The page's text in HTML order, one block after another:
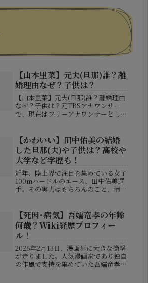
【山本里菜】元夫(旦那)誰？離
婚理由なぜ？子供は？
【山本里菜】元夫(旦那)誰？離婚理由
なぜ？子供は？元TBSアナウンサー
で、現在はフリーアナウンサーとして
2022年3月に一般男性との結婚を報告
してから約4年。夫婦として過ごし...
【かわいい】田中佑美の結婚
した旦那(夫)や子供は？高校や
大学など学歴も！
近年、陸上界で注目を集めている女子
100mハードルのエース、田中佑美選
手。その実力はもちろんのこと、清楚
う！」との声も多く聞かれます。そん
な田中選手が結婚を発表し、さらに話
題と...
【死因･病気】吾嬬竜孝の年齢
何歳？Wiki経歴プロフィー
ル！
2026年2月13日、漫画界に大きな衝撃
が走りました。人気漫画家であり独自
の作風で支持を集めていた吾嬬竜孝